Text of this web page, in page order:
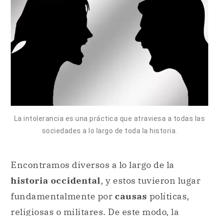
La intolerancia es una práctica que atraviesa a todas las
sociedades a lo largo de toda la historia.
Encontramos diversos a lo largo de la
historia occidental, y estos tuvieron lugar
fundamentalmente por causas políticas,
religiosas o militares. De este modo, la